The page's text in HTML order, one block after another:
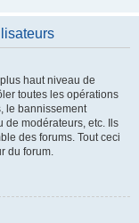
haut niveau de
toutes les opérations
le bannissement
de modérateurs, etc. Ils
des forums. Tout ceci
du forum.